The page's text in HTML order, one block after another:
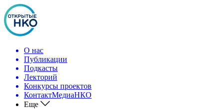
О нас
Публикации
Подкасты
Лекторий
Конкурсы проектов
КонтактМедиаНКО
Еще